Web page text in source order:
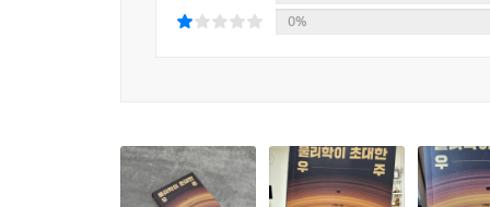
차갑게만 느껴지던 물리학에 인간적인 숨결을
0%